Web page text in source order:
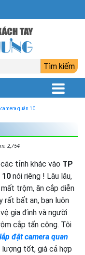
quận 10
2,754
tỉnh khác vào TP
10 nói riêng ! Lâu lâu,
trộm, ăn cắp diễn
rất bất an, bạn luôn
gia đình và người
cắp tấn công. Tôi
đặt camera quan
tốt, giá cả hợp